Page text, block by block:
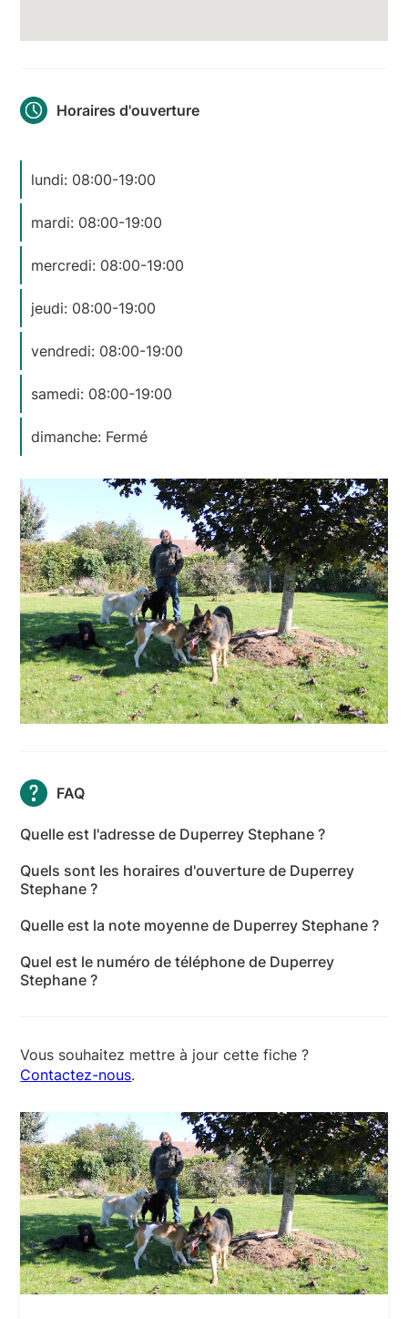
Horaires d'ouverture
lundi: 08:00-19:00
mardi: 08:00-19:00
mercredi: 08:00-19:00
jeudi: 08:00-19:00
vendredi: 08:00-19:00
samedi: 08:00-19:00
dimanche: Fermé
FAQ
Quelle est l'adresse de Duperrey Stephane ?
d'Eau, 45210 Le Bignon-Mirabeau - Loiret
Quels sont les horaires d'ouverture de Duperrey
Stephane ?
les suivants : lundi: 08:00-19:00 - mardi: 08:00-19:00
- mercredi: 08:00-19:00 - jeudi: 08:00-19:00 -
vendredi: 08:00-19:00 - samedi: 08:00-19:00 -
dimanche: Fermé
Quelle est la note moyenne de Duperrey Stephane ?
moyenne de 4,5 sur 5.
Quel est le numéro de téléphone de Duperrey
Stephane ?
Vous souhaitez mettre à jour cette fiche ?
Contactez-nous.